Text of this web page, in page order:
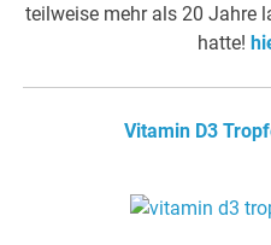
teilweise mehr als 20 Jahre
hatte!
Vitamin D3